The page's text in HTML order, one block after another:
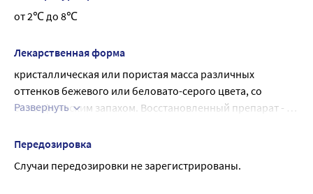
Фармакологические свойства.
Терапевтический эффект Бифидумбактерина
бифидобактерии, обладающие антагонистической
активностью против широкого спектра патогенных и
условно-патогенных микроорганизмов и тем самым
нормализуют микрофлору кишечника, улучшают
препятствует формированию затяжных форм кишечных
заболеваний.
от 2℃ до 8℃
Лекарственная форма
кристаллическая или пористая масса различных
оттенков бежевого или беловато-серого цвета, со
специфическим запахом. Восстановленный препарат -
Развернуть
Передозировка
Случаи передозировки не зарегистрированы.